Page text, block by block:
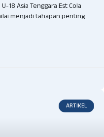
18 Asia Tenggara Est Cola
menjadi tahapan penting
ARTIKEL